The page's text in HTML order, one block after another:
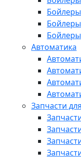
Бойлеры
Автоматика
Запчасти